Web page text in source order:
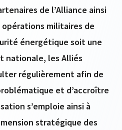
de l’Alliance ainsi
militaires de
énergétique soit une
nationale, les Alliés
régulièrement afin de
et d’accroître
s’emploie ainsi à
stratégique des